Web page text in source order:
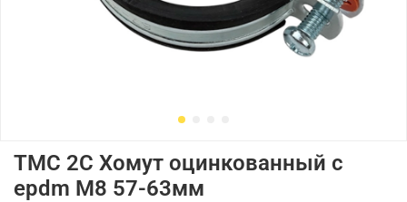
ТМС 2С Хомут оцинкованный с
epdm M8 57-63мм